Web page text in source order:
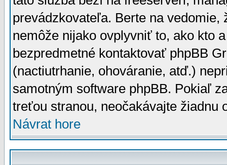
prevádzkovateľa. Berte na vedomie,
nemôže nijako ovplyvniť to, ako kto
bezpredmetné kontaktovať phpBB
(nactiutrhanie, ohováranie, atď.)
samotným software phpBB. Pokiaľ
treťou stranou, neočakávajte žiadnu
Návrat hore